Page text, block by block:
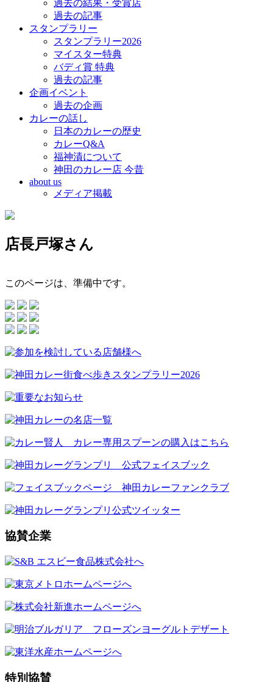
過去の結果・受賞店
過去の記事
スタンプラリー
スタンプラリー2026
マイスター特典
バディ賞 特典
過去の記事
企画イベント
過去の企画
カレーの話し
日本のカレーの歴史
カレーQ&A
福神漬について
神田のカレー店 今昔
about us
メディア掲載
店長戸塚さん
このページは、準備中です。
協賛企業
特別協賛